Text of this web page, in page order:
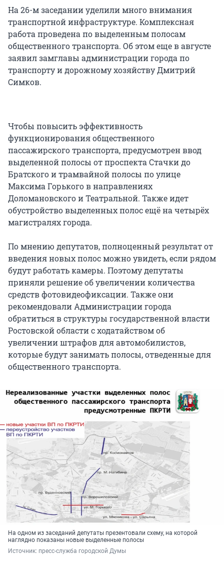
На 26-м заседании уделили много внимания
транспортной инфраструктуре. Комплексная
работа проведена по выделенным полосам
общественного транспорта. Об этом еще в августе
заявил замглавы администрации города по
транспорту и дорожному хозяйству Дмитрий
Симков.
Чтобы повысить эффективность
функционирования общественного
пассажирского транспорта, предусмотрен ввод
выделенной полосы от проспекта Стачки до
Братского и трамвайной полосы по улице
Максима Горького в направлениях
Доломановского и Театральной. Также идет
обустройство выделенных полос ещё на четырёх
магистралях города.
По мнению депутатов, полноценный результат от
введения новых полос можно увидеть, если рядом
будут работать камеры. Поэтому депутаты
приняли решение об увеличении количества
средств фотовидеофиксации. Также они
рекомендовали Администрации города
обратиться в структуры государственной власти
Ростовской области с ходатайством об
увеличении штрафов для автомобилистов,
которые будут занимать полосы, отведенные для
общественного транспорта.
На одном из заседаний депутаты презентовали схему, на которой
наглядно показаны новые выделенные полосы
Источник: пресс-служба городской Думы